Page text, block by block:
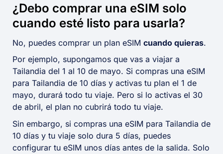
¿Debo comprar una eSIM solo
cuando esté listo para usarla?
No, puedes comprar un plan eSIM cuando quieras.
Por ejemplo, supongamos que vas a viajar a
Tailandia del 1 al 10 de mayo. Si compras una eSIM
para Tailandia de 10 días y activas tu plan el 1 de
mayo, durará todo tu viaje. Pero si lo activas el 30
de abril, el plan no cubrirá todo tu viaje.
Sin embargo, si compras una eSIM para Tailandia de
10 días y tu viaje solo dura 5 días, puedes
configurar tu eSIM unos días antes de la salida. Solo